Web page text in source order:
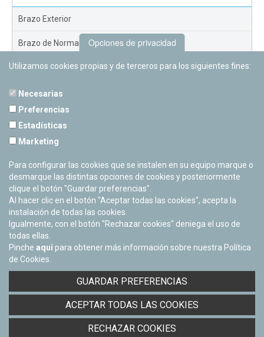
Brazo Exterior
Brazo de Norma
Nuevo Exterior
Cerrado Temporalmente
Facebook
Twitter
Youtube
Flickr
Política de privacidad y Aviso legal
Opciones de privacidad
Utilizamos cookies propias y de terceros para los siguientes fines:
Necesarias
Preferencias
Estadísticas
Marketing
Para configurar las cookies que se instalen en su equipo marque o
desmarque las distintas opciones de cookies y posteriormente
clique el botón "Guardar preferencias".
Al hacer clic en el botón "Aceptar todas las cookies", acepta la
instalación de todas las cookies.
Igualmente, con el botón "Rechazar cookies" deniega el uso de
todas ellas.
Pinche aquí para obtener más información sobre nuestra Política
de Cookies.
GUARDAR PREFERENCIAS
ACEPTAR TODAS LAS COOKIES
RECHAZAR COOKIES